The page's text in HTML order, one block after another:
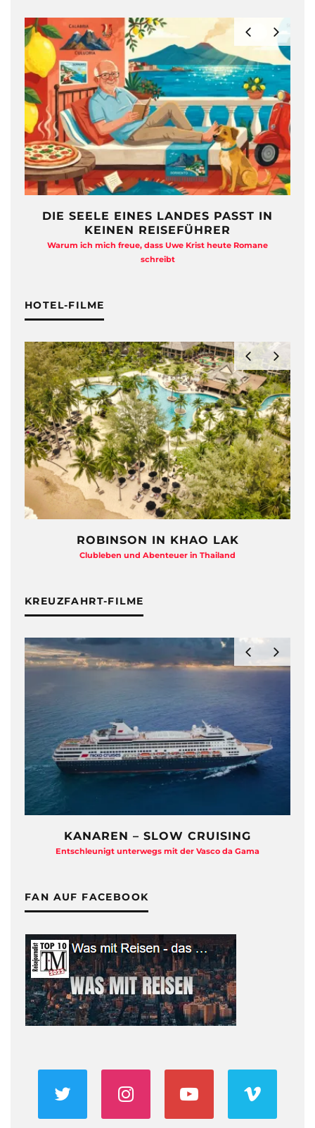
DIE SEELE EINES LANDES PASST IN
KEINEN REISEFÜHRER
Warum ich mich freue, dass Uwe Krist heute Romane
schreibt
HOTEL-FILME
ROBINSON IN KHAO LAK
Clubleben und Abenteuer in Thailand
KREUZFAHRT-FILME
KANAREN – SLOW CRUISING
Entschleunigt unterwegs mit der Vasco da Gama
FAN AUF FACEBOOK